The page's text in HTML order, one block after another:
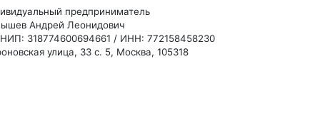
предприниматель
Андрей Леонидович
318774600694661 / ИНН: 772158458230
улица, 33 с. 5, Москва, 105318